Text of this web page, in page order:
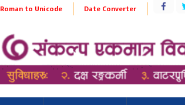
Roman to Unicode Date Converter